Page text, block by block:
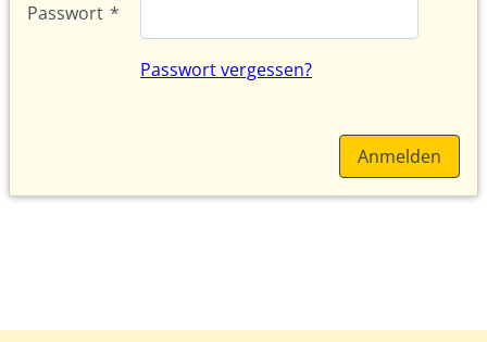
Passwort *
Passwort vergessen?
Anmelden